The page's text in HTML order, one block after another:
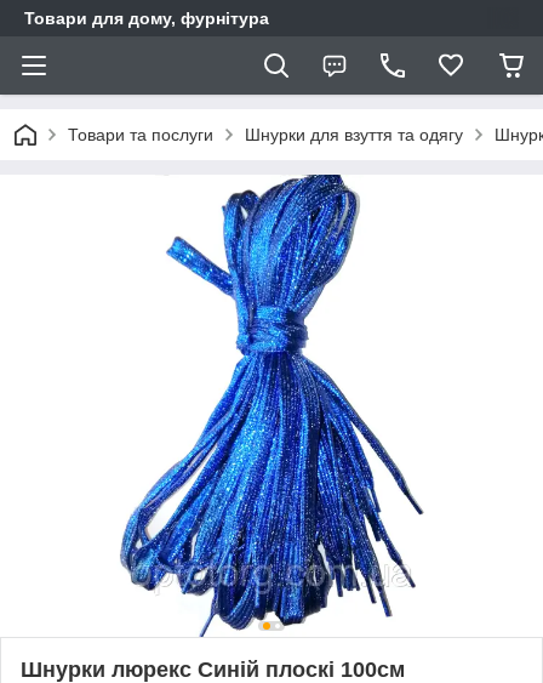
Товари для дому, фурнітура
Товари та послуги Шнурки для взуття та одягу
Шнурки люрекс Синій плоскі 100см